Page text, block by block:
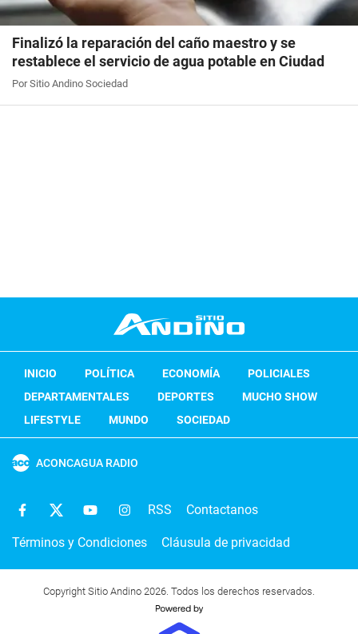
Finalizó la reparación del caño maestro y se
restablece el servicio de agua potable en Ciudad
Por Sitio Andino Sociedad
INICIO POLÍTICA ECONOMÍA
POLICIALES
DEPARTAMENTALES
DEPORTES
MUCHO SHOW
LIFESTYLE
MUNDO SOCIEDAD
ACONCAGUA RADIO
RSS Contactanos
Términos y Condiciones Cláusula de privacidad
Copyright Sitio Andino 2026. Todos los derechos reservados.